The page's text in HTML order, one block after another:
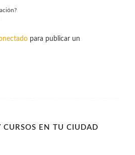
para publicar un
CURSOS EN TU CIUDAD